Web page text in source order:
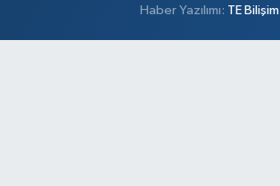
Haber Yazılımı: TE Bilişim